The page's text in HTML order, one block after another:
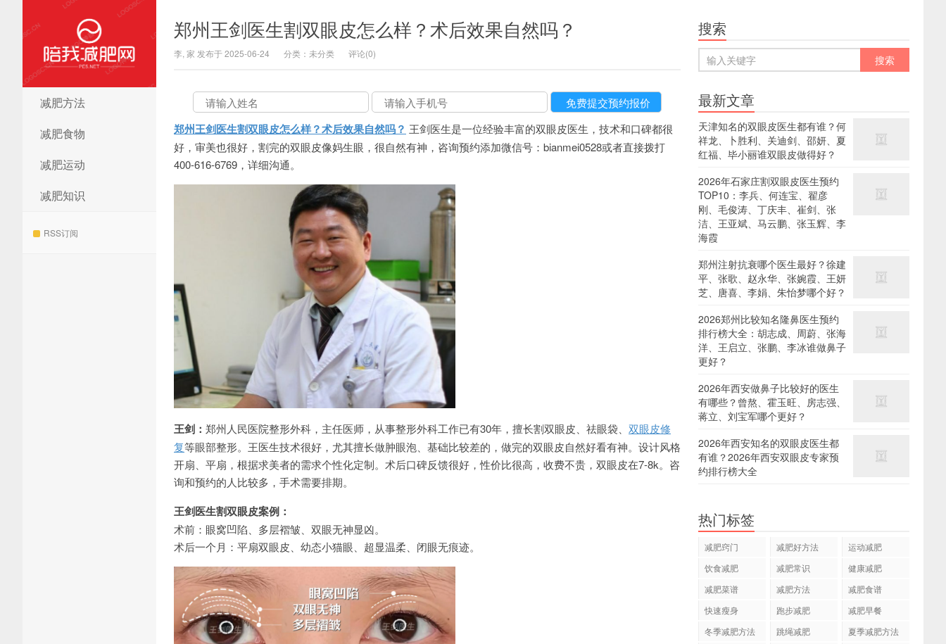
陪我减肥网
减肥方法
减肥食物
减肥运动
减肥知识
RSS订阅
郑州王剑医生割双眼皮怎么样？术后效果自然吗？
李, 家 发布于 2025-06-24 分类：未分类 评论(0)
郑州王剑医生割双眼皮怎么样？术后效果自然吗？ 王剑医生是一位经验丰富的双眼皮医生，技术和口碑都很
好，审美也很好，割完的双眼皮像妈生眼，很自然有神，咨询预约添加微信号：bianmei0528或者直接拨打
400-616-6769，详细沟通。
王剑： 郑州人民医院整形外科，主任医师，从事整形外科工作已有30年，擅长割双眼皮、祛眼袋、 双眼皮修
复等眼部整形。王医生技术很好，尤其擅长做肿眼泡、基础比较差的，做完的双眼皮自然好看有神。设计风格
开扇、平扇，根据求美者的需求个性化定制。术后口碑反馈很好，性价比很高，收费不贵，双眼皮在7-8k。咨
询和预约的人比较多，手术需要排期。
王剑医生割双眼皮案例：
术前：眼窝凹陷、多层褶皱、双眼无神显凶。
术后一个月：平扇双眼皮、幼态小猫眼、超显温柔、闭眼无痕迹。
搜索
最新文章
天津知名的双眼皮医生都有谁？何
祥龙、卜胜利、关迪剑、邵妍、夏
红福、毕小丽谁双眼皮做得好？
2026年石家庄割双眼皮医生预约
TOP10：李兵、何连宝、翟彦
刚、毛俊涛、丁庆丰、崔剑、张
洁、王亚斌、马云鹏、张玉辉、李
海霞
郑州注射抗衰哪个医生最好？徐建
平、张歌、赵永华、张婉霞、王妍
芝、唐喜、李娟、朱怡梦哪个好？
2026郑州比较知名隆鼻医生预约
排行榜大全：胡志成、周蔚、张海
洋、王启立、张鹏、李冰谁做鼻子
更好？
2026年西安做鼻子比较好的医生
有哪些？曾熬、霍玉旺、房志强、
蒋立、刘宝军哪个更好？
2026年西安知名的双眼皮医生都
有谁？2026年西安双眼皮专家预
约排行榜大全
热门标签
减肥窍门 减肥好方法
运动减肥
饮食减肥
减肥常识
健康减肥
减肥菜谱
减肥方法
减肥食谱
快速瘦身
跑步减肥
减肥早餐
冬季减肥方法
跳绳减肥
夏季减肥方法